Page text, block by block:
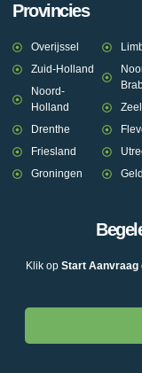
Provincies
Overijssel
Zuid-Holland
Noord-
Holland
Drenthe
Friesland
Groningen
Klik op Start Aanvraag